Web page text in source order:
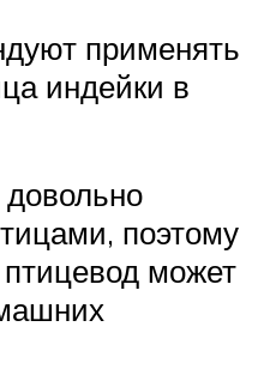
применять
индейки в
поэтому
может